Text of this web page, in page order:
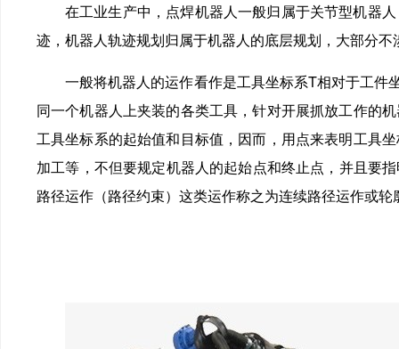
在工业生产中，点焊机器人一般归属于关节型机器
迹，机器人轨迹规划归属于机器人的底层规划，大部分
一般将机器人的运作看作是工具坐标系T相对于工件坐
同一个机器人上夹装的各类工具，针对开展抓放工作的
工具坐标系的起始值和目标值，因而，用点来表明工具
加工等，不但要规定机器人的起始点和终止点，并
路径运作（路径约束）这类运作称之为连续路径运作或轮廓